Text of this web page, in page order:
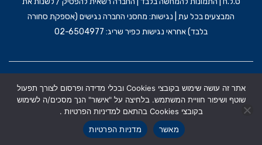
המבצעים בכל עת | נגישות: מחסני החברה נגישים (אספקת סחורה
בלבד) אחראי נגישות כפיר שריג: 02-6504977
תקנון אתר
מדניות הפרטיות הצהרת נגישות
אתר זה עושה שימוש בקובצי Cookies ובכלי מדידה ופרסום לצורך תפעול
שוטף ושיפור חוויית המשתמש. בלחיצה על "אישור" הנך מסכים/ה לשימוש
בקובצי Cookies בהתאם למדיניות הפרטיות .
מאשר
מדניות הפרטיות